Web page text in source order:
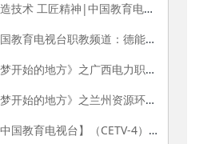
智造技术 工匠精神|中国教育电视台《双高100》栏目专题播出 《走进无锡职业技术学院》
中国教育电视台职教频道：德能实新育工匠 兴职精进铸品牌 ——CETV《双高100》栏目带您走进天津职业大学
《梦开始的地方》之广西电力职业技术学院
《梦开始的地方》之兰州资源环境职业技术大学
【中国教育电视台】（CETV-4）《双高100》栏目专题播出 《走进江苏农林职业技术学院》